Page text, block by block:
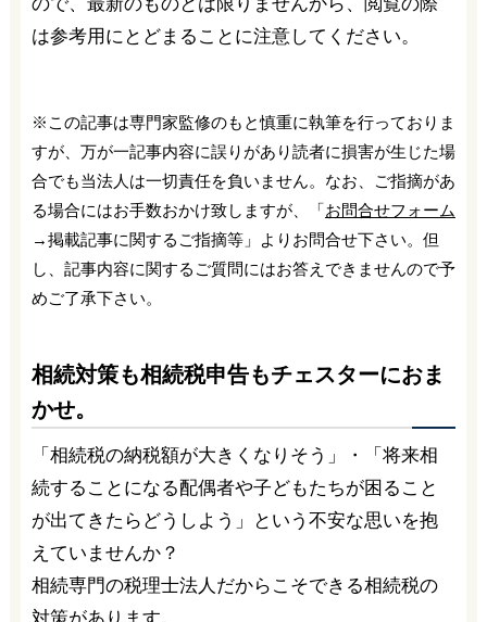
は参考用にとどまることに注意してください。
※この記事は専門家監修のもと慎重に執筆を行っておりま
すが、万が一記事内容に誤りがあり読者に損害が生じた場
合でも当法人は一切責任を負いません。なお、ご指摘があ
る場合にはお手数おかけ致しますが、「お問合せフォーム
→掲載記事に関するご指摘等」よりお問合せ下さい。但
し、記事内容に関するご質問にはお答えできませんので予
めご了承下さい。
相続対策も相続税申告もチェスターにおま
かせ。
「相続税の納税額が大きくなりそう」・「将来相
続することになる配偶者や子どもたちが困ること
が出てきたらどうしよう」という不安な思いを抱
えていませんか？
相続専門の税理士法人だからこそできる相続税の
対策があります。